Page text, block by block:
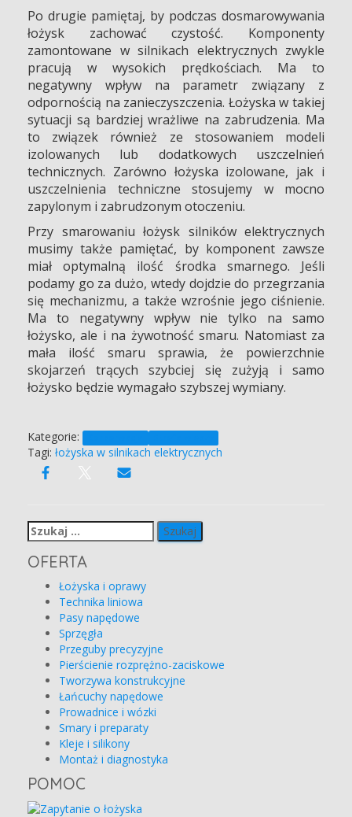
Po drugie pamiętaj, by podczas dosmarowywania
łożysk zachować czystość. Komponenty
zamontowane w silnikach elektrycznych zwykle
pracują w wysokich prędkościach. Ma to
negatywny wpływ na parametr związany z
odpornością na zanieczyszczenia. Łożyska w takiej
sytuacji są bardziej wrażliwe na zabrudzenia. Ma
to związek również ze stosowaniem modeli
izolowanych lub dodatkowych uszczelnień
technicznych. Zarówno łożyska izolowane, jak i
uszczelnienia techniczne stosujemy w mocno
zapylonym i zabrudzonym otoczeniu.
Przy smarowaniu łożysk silników elektrycznych
musimy także pamiętać, by komponent zawsze
miał optymalną ilość środka smarnego. Jeśli
podamy go za dużo, wtedy dojdzie do przegrzania
się mechanizmu, a także wzrośnie jego ciśnienie.
Ma to negatywny wpływ nie tylko na samo
łożysko, ale i na żywotność smaru. Natomiast za
mała ilość smaru sprawia, że powierzchnie
skojarzeń trących szybciej się zużyją i samo
łożysko będzie wymagało szybszej wymiany.
Kategorie:
Tagi: łożyska w silnikach elektrycznych
Szukaj:
OFERTA
Łożyska i oprawy
Technika liniowa
Pasy napędowe
Sprzęgła
Przeguby precyzyjne
Pierścienie rozprężno-zaciskowe
Tworzywa konstrukcyjne
Łańcuchy napędowe
Prowadnice i wózki
Smary i preparaty
Kleje i silikony
Montaż i diagnostyka
POMOC